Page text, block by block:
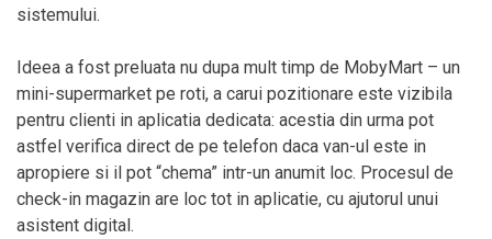
sistemului.
Ideea a fost preluata nu dupa mult timp de MobyMart – un
mini-supermarket pe roti, a carui pozitionare este vizibila
pentru clienti in aplicatia dedicata: acestia din urma pot
astfel verifica direct de pe telefon daca van-ul este in
apropiere si il pot “chema” intr-un anumit loc. Procesul de
check-in magazin are loc tot in aplicatie, cu ajutorul unui
asistent digital.